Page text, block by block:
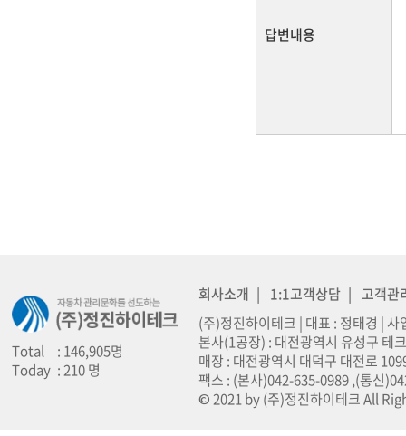
답변내용
Total
: 146,905명
Today : 210 명
회사소개 | 1:1고객상담 | 고객관
(주)정진하이테크 | 대표 : 정태경 |
본사(1공장) : 대전광역시 유성구 테
매장 : 대전광역시 대덕구 대전로
팩스 : (본사)042-635-0989 ,(통신
© 2021 by (주)정진하이테크 All